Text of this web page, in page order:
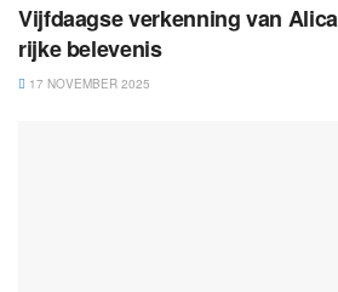
Vijfdaagse verkenning van
rijke belevenis
17 NOVEMBER 2025